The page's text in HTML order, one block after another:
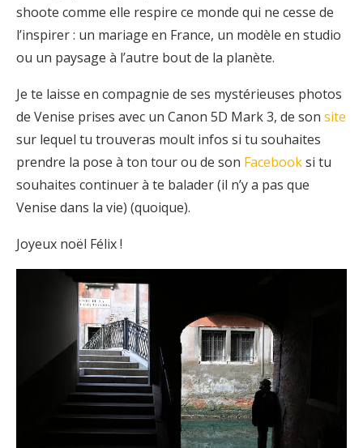
shoote comme elle respire ce monde qui ne cesse de
l’inspirer : un mariage en France, un modèle en studio
ou un paysage à l’autre bout de la planète.
Je te laisse en compagnie de ses mystérieuses photos
de Venise prises avec un Canon 5D Mark 3, de son site
sur lequel tu trouveras moult infos si tu souhaites
prendre la pose à ton tour ou de son Facebooksi tu
souhaites continuer à te balader (il n’y a pas que
Venise dans la vie) (quoique).
Joyeux noël Félix !